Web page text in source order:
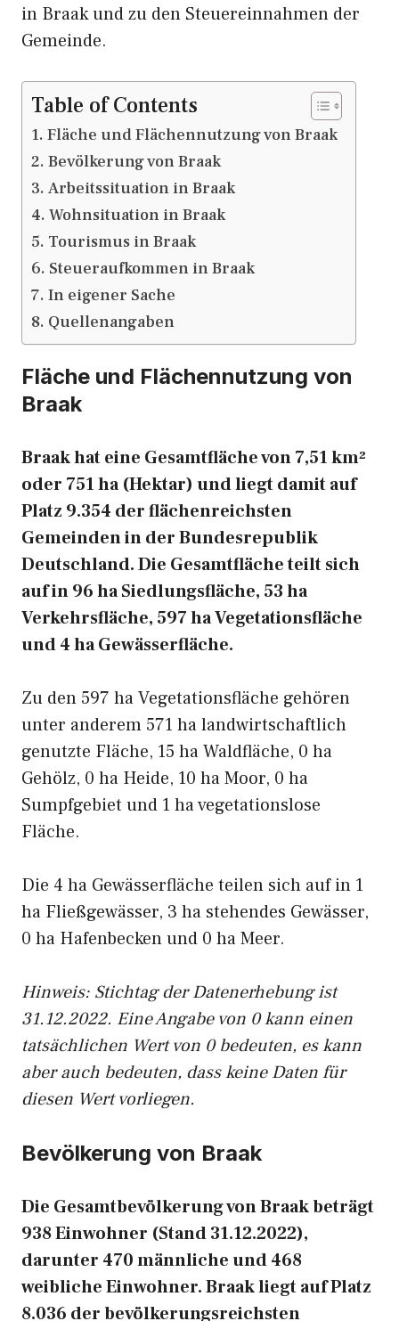
in Braak und zu den Steuereinnahmen der
Gemeinde.
Table of Contents
Fläche und Flächennutzung von Braak
Bevölkerung von Braak
Arbeitssituation in Braak
Wohnsituation in Braak
Tourismus in Braak
Steueraufkommen in Braak
In eigener Sache
Quellenangaben
Fläche und Flächennutzung von
Braak
Braak hat eine Gesamtfläche von 7,51 km²
oder 751 ha (Hektar) und liegt damit auf
Platz 9.354 der flächenreichsten
Gemeinden in der Bundesrepublik
Deutschland. Die Gesamtfläche teilt sich
auf in 96 ha Siedlungsfläche, 53 ha
Verkehrsfläche, 597 ha Vegetationsfläche
und 4 ha Gewässerfläche.
Zu den 597 ha Vegetationsfläche gehören
unter anderem 571 ha landwirtschaftlich
genutzte Fläche, 15 ha Waldfläche, 0 ha
Gehölz, 0 ha Heide, 10 ha Moor, 0 ha
Sumpfgebiet und 1 ha vegetationslose
Fläche.
Die 4 ha Gewässerfläche teilen sich auf in 1
ha Fließgewässer, 3 ha stehendes Gewässer,
0 ha Hafenbecken und 0 ha Meer.
Hinweis: Stichtag der Datenerhebung ist
31.12.2022. Eine Angabe von 0 kann einen
tatsächlichen Wert von 0 bedeuten, es kann
aber auch bedeuten, dass keine Daten für
diesen Wert vorliegen.
Bevölkerung von Braak
Die Gesamtbevölkerung von Braak beträgt
938 Einwohner (Stand 31.12.2022),
darunter 470 männliche und 468
weibliche Einwohner. Braak liegt auf Platz
8.036 der bevölkerungsreichsten